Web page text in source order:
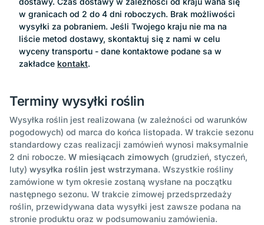
w granicach od 2 do 4 dni roboczych. Brak możliwości
wysyłki za pobraniem. Jeśli Twojego kraju nie ma na
liście metod dostawy, skontaktuj się z nami w celu
wyceny transportu - dane kontaktowe podane sa w
zakładce kontakt.
Terminy wysyłki roślin
Wysyłka roślin jest realizowana (w zależności od warunków
pogodowych) od marca do końca listopada. W trakcie sezonu
standardowy czas realizacji zamówień wynosi maksymalnie
2 dni robocze. W miesiącach zimowych (grudzień, styczeń,
luty) wysyłka roślin jest wstrzymana. Wszystkie rośliny
zamówione w tym okresie zostaną wysłane na początku
następnego sezonu. W trakcie zimowej przedsprzedaży
roślin, przewidywana data wysyłki jest zawsze podana na
stronie produktu oraz w podsumowaniu zamówienia.